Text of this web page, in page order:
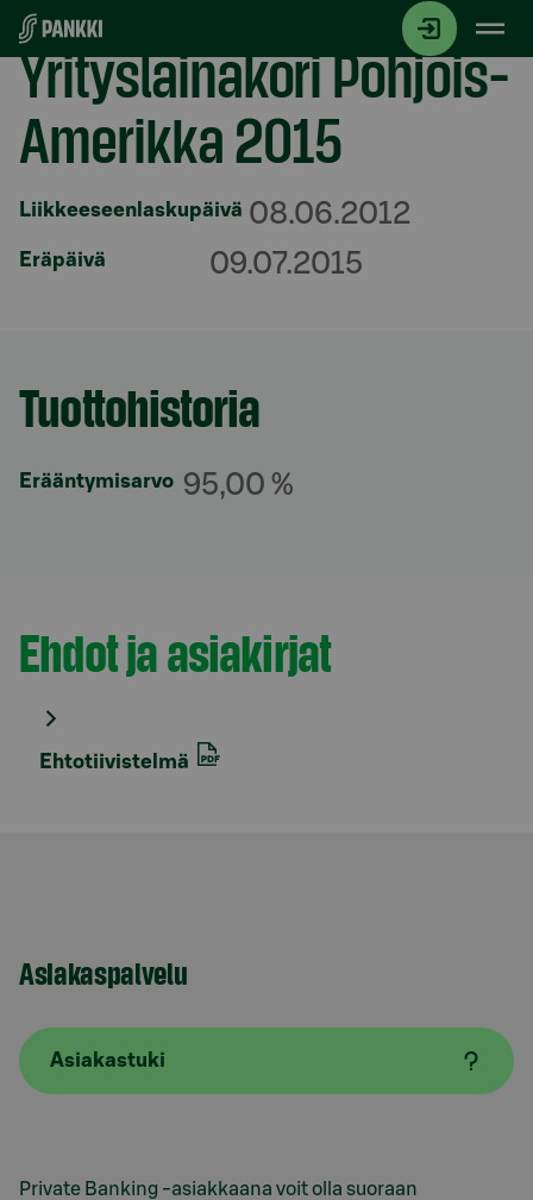
Siirry suoraan sisältöön
Yrityslainakori Pohjois-
Amerikka 2015
Liikkeeseenlaskupäivä 08.06.2012
Eräpäivä 09.07.2015
Osio otsikolla
Tuottohistoria
Erääntymisarvo 95,00 %
Osio otsikolla
Ehdot ja asiakirjat
Ehtotiivistelmä
Asiakaspalvelu
Asiakastuki
Private Banking -asiakkaana voit olla suoraan